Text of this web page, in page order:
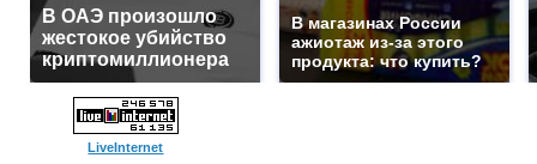
В ОАЭ произошло
жестокое убийство
криптомиллионера
В магазинах России
ажиотаж из-за этого
продукта: что купить?
LiveInternet